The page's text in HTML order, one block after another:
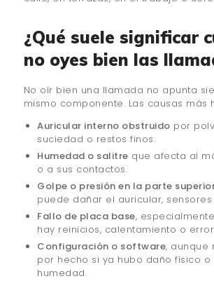
¿Qué suele significar
no oyes bien las
No oír bien una llamada no apunta
mismo componente. Las causas más
Auricular interno obstruido por
suciedad o restos finos.
Humedad o salitre que afecta al
o a sus contactos.
Golpe o presión en la parte
puede dañar el auricular, sensores
Fallo de placa base,
hay reinicios, calentamiento o
Configuración o software, aunque
por hecho si ya hubo daño físico o
humedad.